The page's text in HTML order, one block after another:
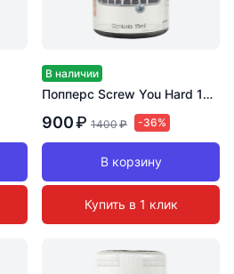
В наличии
Попперс Screw You Hard 15 мл
900₽ 1400₽ -36%
В корзину
Купить в 1 клик